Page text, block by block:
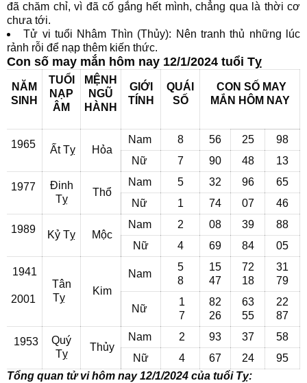
đã chăm chỉ, vì đã cố gắng hết mình, chẳng qua là thời cơ
chưa tới.
Tử vi tuổi Nhâm Thìn (Thủy): Nên tranh thủ những lúc
rảnh rỗi để nạp thêm kiến thức.
Con số may mắn hôm nay 12/1/2024 tuổi Tỵ
NĂM
SINH
TUỔI
NẠP
ÂM
MỆNH
NGŨ
HÀNH
GIỚI
TÍNH
QUÁI
SỐ
CON SỐ MAY
MẮN HÔM NAY
1965 Ất Tỵ Hỏa
Nam 8 56 25
98
Nữ
7 90 48 13
1977
Đinh
Tỵ
Thổ
Nam 5 32 96
65
Nữ
1 74 07 46
1989 Kỷ Tỵ Mộc
Nam 2 08 39
88
Nữ
4 69 84 05
1941
2001
Tân
Tỵ
Kim
Nam
5
8
15
47
72
18
31
79
Nữ
1
7
82
26
63
55
22
87
1953
Quý
Tỵ
Thủy
Nam 2 93 37
58
Nữ
4 67 24
95
Tổng quan tử vi hôm nay 12/1/2024 của tuổi Tỵ: